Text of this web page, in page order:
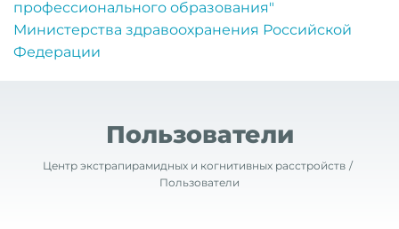
профессионального образования"
Министерства здравоохранения Российской
Федерации
Пользователи
Центр экстрапирамидных и когнитивных расстройств
Пользователи